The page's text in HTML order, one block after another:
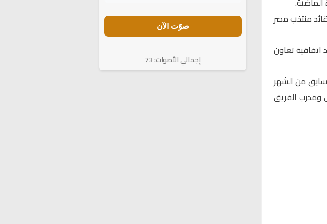
منتخب مصر
اتفاقية تعاون
من الشهر
ومدرب الفريق
صوّت الآن
إجمالي الأصوات: 73